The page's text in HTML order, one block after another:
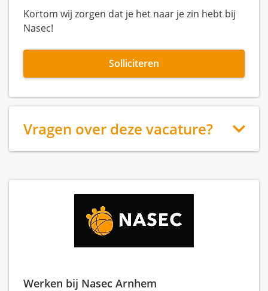
Kortom wij zorgen dat je het naar je zin hebt bij
Nasec!
Solliciteren
Vragen over deze vacature?
Werken bij Nasec Arnhem